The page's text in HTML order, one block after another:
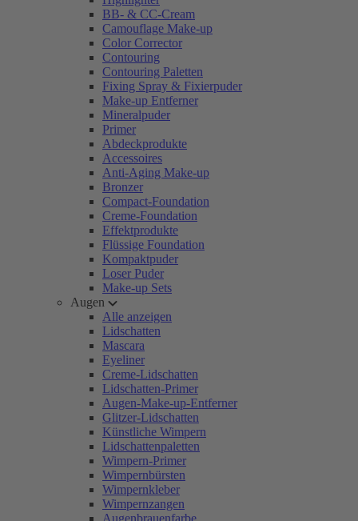
BB- & CC-Cream
Camouflage Make-up
Color Corrector
Contouring
Contouring Paletten
Fixing Spray & Fixierpuder
Make-up Entferner
Mineralpuder
Primer
Abdeckprodukte
Accessoires
Anti-Aging Make-up
Bronzer
Compact-Foundation
Creme-Foundation
Effektprodukte
Flüssige Foundation
Kompaktpuder
Loser Puder
Make-up Sets
Augen
Alle anzeigen
Lidschatten
Mascara
Eyeliner
Creme-Lidschatten
Lidschatten-Primer
Augen-Make-up-Entferner
Glitzer-Lidschatten
Künstliche Wimpern
Lidschattenpaletten
Wimpern-Primer
Wimpernbürsten
Wimpernkleber
Wimpernzangen
Augenbrauenfarbe